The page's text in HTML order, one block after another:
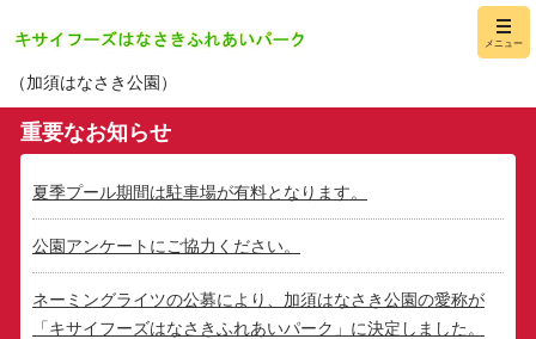
キサイフーズはな
（加須はなさき公園）
メニュー
重要なお知らせ
夏季プール期間は駐車場が有料となります。
公園アンケートにご協力ください。
ネーミングライツの公募により、加須はなさき公園の愛称が
「キサイフーズはなさきふれあいパーク」に決定しました。